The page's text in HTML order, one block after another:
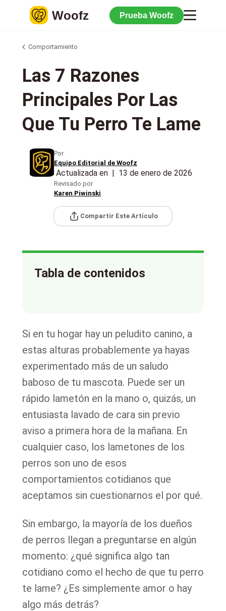
Woofz Prueba Woofz
Comportamiento
Las 7 Razones
Principales Por Las
Que Tu Perro Te Lame
Por
Equipo Editorial de Woofz
Actualizada en| 13 de enero de 2026
Revisado por
Karen Piwinski
Compartir Este Artículo
Tabla de contenidos
Si en tu hogar hay un peludito canino, a
estas alturas probablemente ya hayas
experimentado más de un saludo
baboso de tu mascota. Puede ser un
rápido lametón en la mano o, quizás, un
entusiasta lavado de cara sin previo
aviso a primera hora de la mañana. En
cualquier caso, los lametones de los
perros son uno de esos
comportamientos cotidianos que
aceptamos sin cuestionarnos el por qué.
Sin embargo, la mayoría de los dueños
de perros llegan a preguntarse en algún
momento: ¿qué significa algo tan
cotidiano como el hecho de que tu perro
te lame? ¿Es simplemente amor o hay
algo más detrás?